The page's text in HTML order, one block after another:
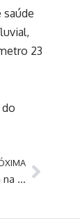
saúde
23
PF realiza transferência de brasileira condenada na China